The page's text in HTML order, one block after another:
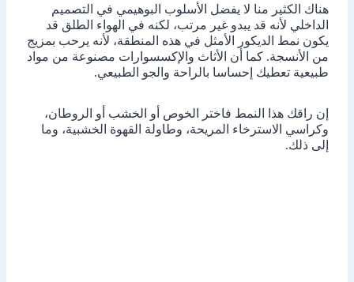
هناك الكثير منا لا يفضل الأسلوب البوهيمي في التصميم
الداخلي لأنه قد يبدو غير مرتب، لكنه في الهواء الطلق قد
يكون نمط الديكور الأمثل في هذه المنطقة، لأنه يرحب بمزيج
من الأنسجة. كما أن الأثاث والإكسسوارات مصنوعة من مواد
طبيعية تعطيك إحساسا بالراحة والجو الطبيعي.
إن راقك هذا النمط فاختر الخوص أو الخشب أو الروطان،
وكراسي الاسترخاء المريحة، وطاولة القهوة الخشبية، وما
إلى ذلك.